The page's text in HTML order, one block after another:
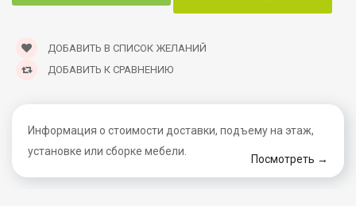
ДОБАВИТЬ В СПИСОК ЖЕЛАНИЙ
ДОБАВИТЬ К СРАВНЕНИЮ
Информация о стоимости доставки, подъему на этаж,
установке или сборке мебели.
Посмотреть →